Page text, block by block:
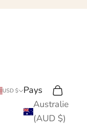
USD $
Pays
Australie
(AUD $)
Recherche
Chariot